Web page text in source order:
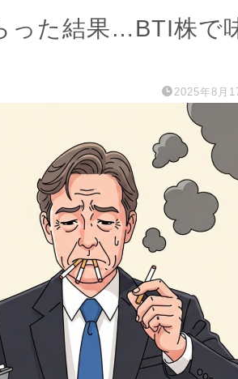
った結果…BTI株で
2025年8月